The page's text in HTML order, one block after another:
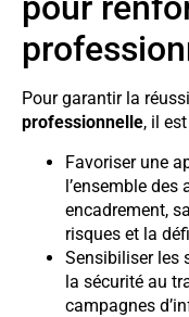
Pour garantir la
professionnelle, il
Favoriser une
l’ensemble des
encadrement,
risques et la
Sensibiliser les
la sécurité au
campagnes